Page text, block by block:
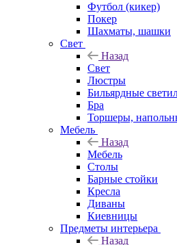
Футбол (кикер)
Покер
Шахматы, шашки
Свет
Назад
Свет
Люстры
Бильярдные
Бра
Торшеры,
Мебель
Назад
Мебель
Столы
Барные стойки
Кресла
Диваны
Киевницы
Предметы интерьера
Назад